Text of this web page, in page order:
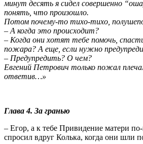
минут десять я сидел совершенно
понять, что произошло.
Потом почему-то тихо-тихо,
– А когда это происходит?
– Когда они хотят тебе помочь,
пожара? А еще, если нужно
– Предупредить? О чем?
Евгений Петрович только пожал
ответив…»
Глава 4. За гранью
– Егор, а к тебе Привидение матери
спросил вдруг Колька, когда они шли